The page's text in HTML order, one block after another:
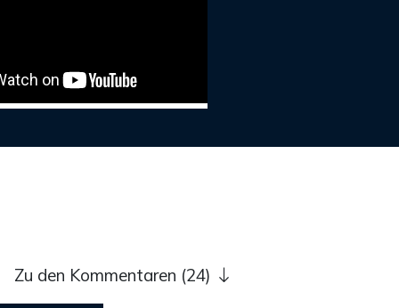
Zu den Kommentaren (24)